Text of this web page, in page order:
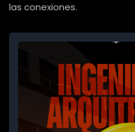
las conexiones.